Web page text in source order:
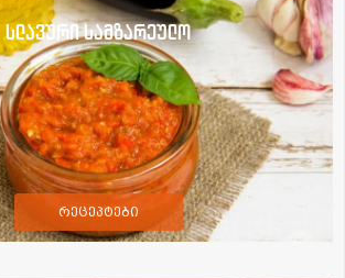
სლავური სამზარეულო
რეცეპტები